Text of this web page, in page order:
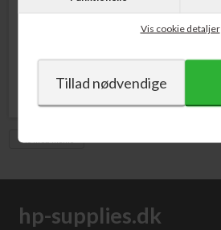
Vis cookie detaljer
Vis med moms
hp-supplies.dk